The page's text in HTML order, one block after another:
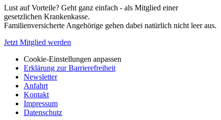
Lust auf Vorteile? Geht ganz einfach - als Mitglied einer
gesetzlichen Krankenkasse.
Familienversicherte Angehörige gehen dabei natürlich nicht leer aus.
Jetzt Mitglied werden
Cookie-Einstellungen anpassen
Erklärung zur Barrierefreiheit
Newsletter
Anfahrt
Kontakt
Impressum
Datenschutz